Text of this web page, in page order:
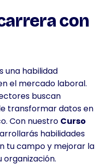
con
una habilidad
el mercado laboral.
buscan
transformar datos en
Con nuestro Curso
habilidades
tu campo y mejorar la
organización.